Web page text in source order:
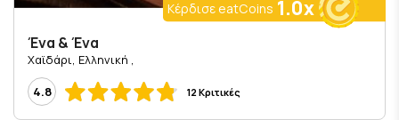
Κέρδισε eatCoins 1.0x
Ένα & Ένα
, Χαϊδάρι, Ελληνική
4.8
12 Κριτικές